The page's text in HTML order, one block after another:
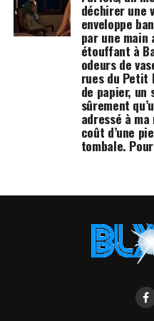
déchirer une
enveloppe
par une main
étouffant à
odeurs de
rues du Petit
de papier, un
sûrement
adressé à
coût d’une
tombale.